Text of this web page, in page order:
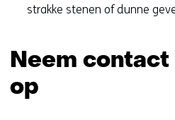
strakke stenen of dunne
Neem
op